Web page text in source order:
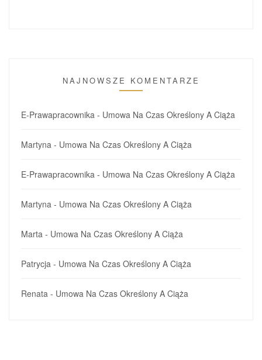
NAJNOWSZE KOMENTARZE
E-Prawapracownika - Umowa Na Czas Określony A Ciąża
Martyna - Umowa Na Czas Określony A Ciąża
E-Prawapracownika - Umowa Na Czas Określony A Ciąża
Martyna - Umowa Na Czas Określony A Ciąża
Marta - Umowa Na Czas Określony A Ciąża
Patrycja - Umowa Na Czas Określony A Ciąża
Renata - Umowa Na Czas Określony A Ciąża